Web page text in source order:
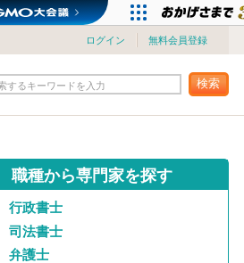
ログイン 無料会員登録
するキーワードを入力 検索
職種から専門家を探す
行政書士
司法書士
弁護士